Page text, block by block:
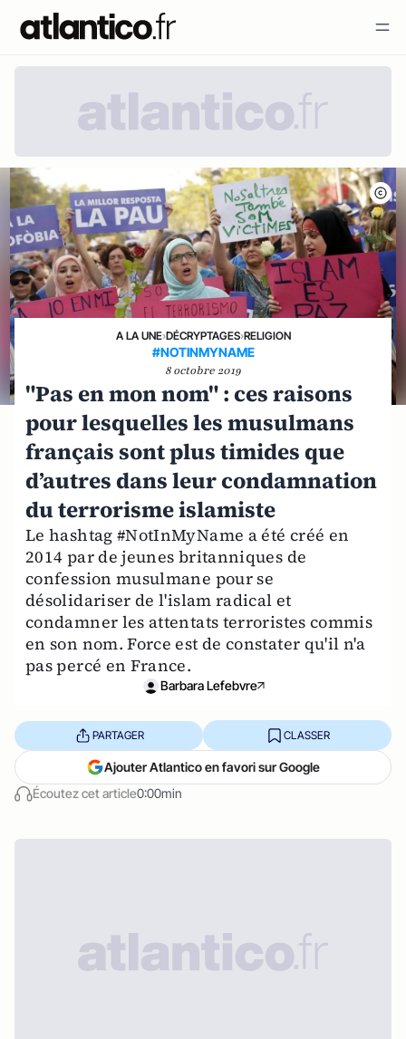
A LA UNE›DÉCRYPTAGES›RELIGION
#NOTINMYNAME
8 octobre 2019
"Pas en mon nom" : ces raisons
pour lesquelles les musulmans
français sont plus timides que
d’autres dans leur condamnation
du terrorisme islamiste
Le hashtag #NotInMyName a été créé en
2014 par de jeunes britanniques de
confession musulmane pour se
désolidariser de l'islam radical et
condamner les attentats terroristes commis
en son nom. Force est de constater qu'il n'a
pas percé en France.
Barbara Lefebvre
Écoutez cet article0:00min
PARTAGER CLASSER
Ajouter Atlantico en favori sur Google